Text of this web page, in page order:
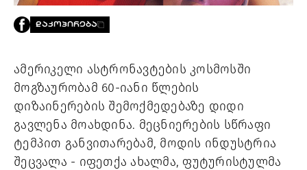
PROJECTS
TV
SHOP
ᲒᲐᲛᲝᲒᲕᲧᲔᲕᲘ
ᲙᲝᲜᲢᲐᲥᲢᲘ
INFO@HAMMOCKMAGAZINE.GE
ᲩᲕᲔᲜ
ᲨᲔᲡᲐᲮᲔᲑ
ᲓᲐᲙᲝᲞᲘᲠᲔᲑᲐ
ამერიკელი ასტრონავტების კოსმოსში
მოგზაურობამ 60-იანი წლების
დიზაინერების შემოქმედებაზე დიდი
გავლენა მოახდინა. მეცნიერების სწრაფი
ტემპით განვითარებამ, მოდის ინდუსტრია
შეცვალა - იფეთქა ახალმა, ფუტურისტულმა